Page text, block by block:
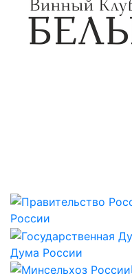
России
Дума России